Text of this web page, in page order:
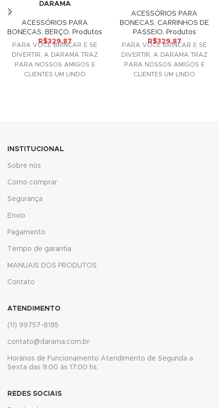
Panel
Panel
panel
panel
panel
panel
panel
DARAMA
ACESSÓRIOS PARA
BONECAS, BERÇO, Produtos
R$329.87
PARA VOCÊ BRINCAR E SE
DIVERTIR, A DARAMA TRAZ
PARA NOSSOS AMIGOS E
CLIENTES UM LINDO
ACESSÓRIOS PARA
BONECAS, CARRINHOS DE
PASSEIO, Produtos
R$329.87
PARA VOCÊ BRINCAR E SE
DIVERTIR, A DARAMA TRAZ
PARA NOSSOS AMIGOS E
CLIENTES UM LINDO
INSTITUCIONAL
Sobre nós
Como comprar
Segurança
Envio
Pagamento
Tempo de garantia
MANUAIS DOS PRODUTOS
Contato
ATENDIMENTO
(11) 99757-8195
contato@darama.com.br
Horários de Funcionamento Atendimento de Segunda a
Sexta das 9:00 às 17:00 hs.
REDES SOCIAIS